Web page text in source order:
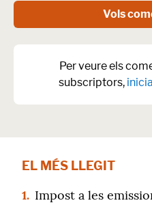
Vols
Per veure els
subscriptors,
EL MÉS LLEGIT
1. Impost a les